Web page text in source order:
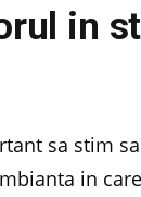
in
sa stim
in